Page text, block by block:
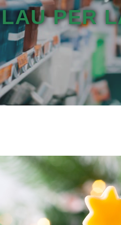
PER